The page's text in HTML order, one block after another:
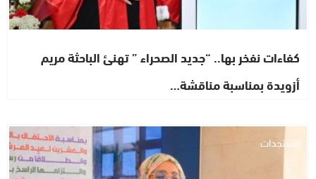
كفاءات نفخر بها.. “جديد الصحراء ” تهنئ الباحثة مريم
أزويدة بمناسبة مناقشة…
مستجدات